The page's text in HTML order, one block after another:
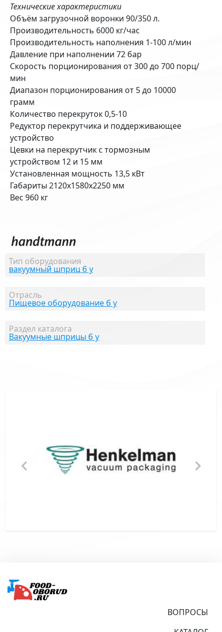
Тип оборудования
вакуумный шприц б у
Отрасль
Пищевое оборудование б у
Раздел каталога
Вакуумные шприцы б у
Технические характеристики
Объём загрузочной воронки 90/350 л.
Производительность 6000 кг/час
Производительность наполнения 1-100 л/мин
Давление при наполнении 72 бар
Скорость порционирования от 300 до 700 порц/
мин
Диапазон порционирования от 5 до 10000
грамм
Количество перекруток 0,5-10
Редуктор перекрутчика и поддерживающее
устройство
Цевки на перекрутчик с тормозным
устройством 12 и 15 мм
Установленная мощность 13,5 кВт
Габариты 2120x1580x2250 мм
Вес 960 кг
ВОПРОСЫ